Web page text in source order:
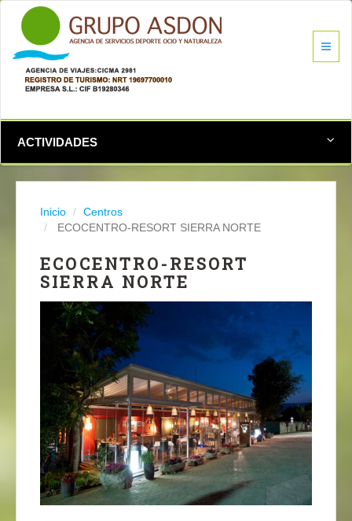
ACTIVIDADES
Inicio
Centros
ECOCENTRO-RESORT SIERRA NORTE
ECOCENTRO-RESORT
SIERRA NORTE